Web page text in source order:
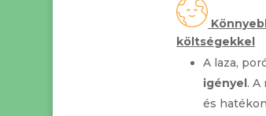
költségekkel
A laza,
igényel .
és